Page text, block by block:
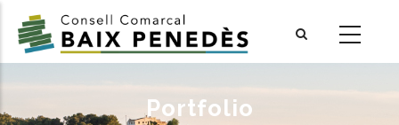
main
Portfolio